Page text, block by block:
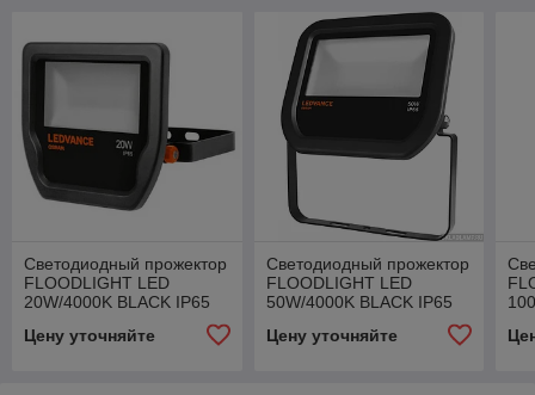
Светодиодный прожектор
FLOODLIGHT LED
20W/4000K BLACK IP65
Цену уточняйте
Светодиодный прожектор
FLOODLIGHT LED
50W/4000K BLACK IP65
Цену уточняйте